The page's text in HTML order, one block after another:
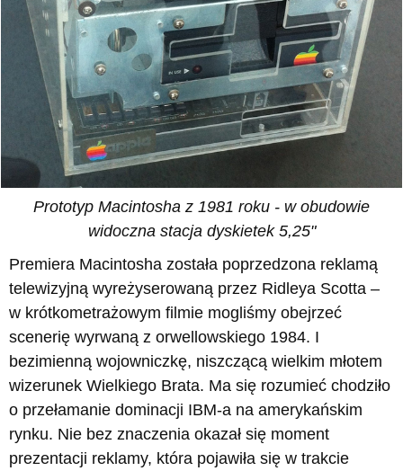
Prototyp Macintosha z 1981 roku - w obudowie
widoczna stacja dyskietek 5,25"
Premiera Macintosha została poprzedzona reklamą
telewizyjną wyreżyserowaną przez Ridleya Scotta –
w krótkometrażowym filmie mogliśmy obejrzeć
scenerię wyrwaną z orwellowskiego 1984. I
bezimienną wojowniczkę, niszczącą wielkim młotem
wizerunek Wielkiego Brata. Ma się rozumieć chodziło
o przełamanie dominacji IBM-a na amerykańskim
rynku. Nie bez znaczenia okazał się moment
prezentacji reklamy, która pojawiła się w trakcie